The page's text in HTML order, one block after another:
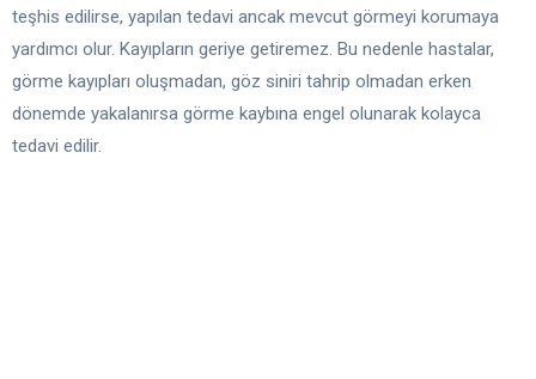
teşhis edilirse, yapılan tedavi ancak mevcut görmeyi korumaya
yardımcı olur. Kayıpların geriye getiremez. Bu nedenle hastalar,
görme kayıpları oluşmadan, göz siniri tahrip olmadan erken
dönemde yakalanırsa görme kaybına engel olunarak kolayca
tedavi edilir.